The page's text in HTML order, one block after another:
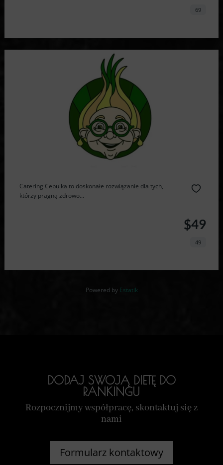
69
Catering Cebulka to doskonałe rozwiązanie dla tych,
którzy pragną zdrowo...
$49
49
Powered by Estatik
DODAJ SWOJĄ DIETĘ DO
RANKINGU
Rozpocznijmy współpracę, skontaktuj się z
nami
Formularz kontaktowy